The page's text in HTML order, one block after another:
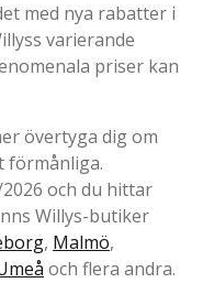
med nya rabatter i
varierande
priser kan
övertyga dig om
förmånliga.
och du hittar
Willys-butiker
, Malmö,
och flera andra.